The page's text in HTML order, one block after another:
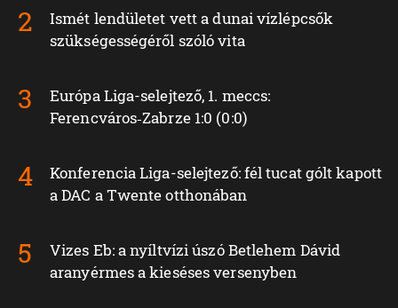
Ismét lendületet vett a dunai vízlépcsők
szükségességéről szóló vita
Európa Liga-selejtező, 1. meccs:
Ferencváros‑Zabrze 1:0 (0:0)
Konferencia Liga-selejtező: fél tucat gólt kapott
a DAC a Twente otthonában
Vizes Eb: a nyíltvízi úszó Betlehem Dávid
aranyérmes a kieséses versenyben